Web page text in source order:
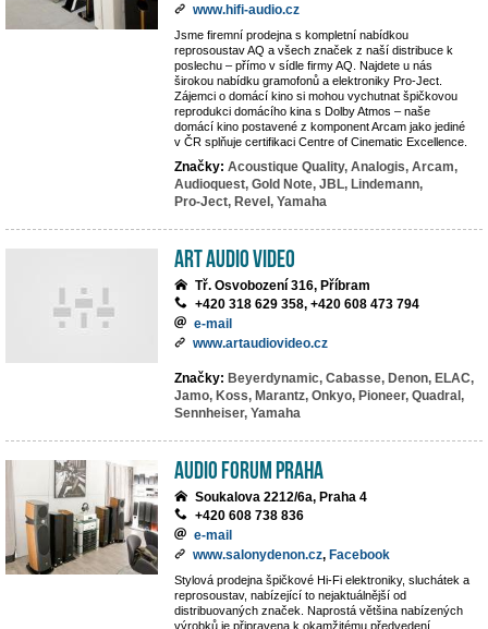
www.hifi-audio.cz
Jsme firemní prodejna s kompletní nabídkou
reprosoustav AQ a všech značek z naší distribuce k
poslechu – přímo v sídle firmy AQ. Najdete u nás
širokou nabídku gramofonů a elektroniky Pro-Ject.
Zájemci o domácí kino si mohou vychutnat špičkovou
reprodukci domácího kina s Dolby Atmos – naše
domácí kino postavené z komponent Arcam jako jediné
v ČR splňuje certifikaci Centre of Cinematic Excellence.
Značky: Acoustique Quality, Analogis, Arcam,
Audioquest, Gold Note, JBL, Lindemann,
Pro-Ject, Revel, Yamaha
Art Audio Video
Tř. Osvobození 316, Příbram
+420 318 629 358, +420 608 473 794
e-mail
www.artaudiovideo.cz
Značky: Beyerdynamic, Cabasse, Denon, ELAC,
Jamo, Koss, Marantz, Onkyo, Pioneer, Quadral,
Sennheiser, Yamaha
Audio Forum Praha
Soukalova 2212/6a, Praha 4
+420 608 738 836
e-mail
www.salonydenon.cz, Facebook
Stylová prodejna špičkové Hi-Fi elektroniky, sluchátek a
reprosoustav, nabízející to nejaktuálnější od
distribuovaných značek. Naprostá většina nabízených
výrobků je připravena k okamžitému předvedení.